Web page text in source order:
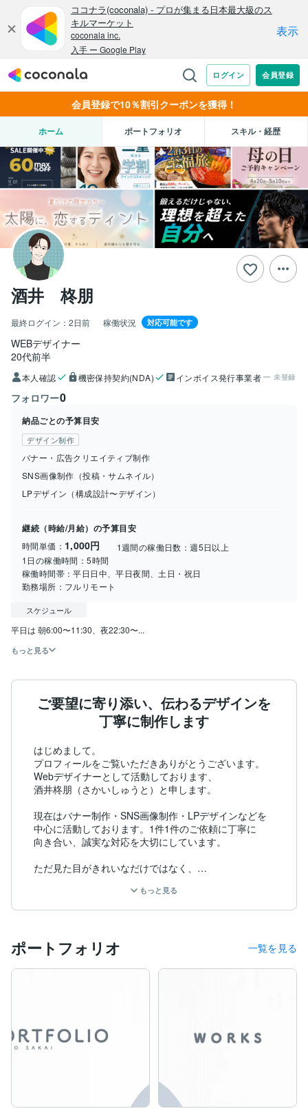
会員登録で10％割引クーポンを獲得！
ホーム ポートフォリオ スキル・経歴
酒井 柊朋
最終ログイン： 2日前 稼働状況 対応可能です
WEBデザイナー
20代前半
本人確認 機密保持契約(NDA) インボイス発行事業者 未登録
フォロワー0
納品ごとの予算目安
デザイン制作
バナー・広告クリエイティブ制作
SNS画像制作（投稿・サムネイル）
LPデザイン（構成設計〜デザイン）
継続（時給/月給）の予算目安
時間単価： 1,000円 1週間の稼働日数：週5日以上
1日の稼働時間：5時間
稼働時間帯：平日日中、平日夜間、土日・祝日
勤務場所： フルリモート
スケジュール
平日は 朝6:00〜11:30、夜22:30〜...
もっと見る
ご要望に寄り添い、伝わるデザインを
丁寧に制作します
はじめまして。
プロフィールをご覧いただきありがとうございます。
Webデザイナーとして活動しております、
酒井柊朋（さかいしゅうと）と申します。
現在はバナー制作・SNS画像制作・LPデザインなどを
中心に活動しております。1件1件のご依頼に丁寧に
向き合い、誠実な対応を大切にしています。
ただ見た目がきれいなだけではなく、
・クリックされやすいバナー
・内容が伝わりやすいLPデザイン
など、見る方の行動につながる制作を心がけています。
そのような場合もご安心ください。ヒアリングを
通して、目的・ターゲット・ご希望の雰囲気を
もっと見る
ポートフォリオ 一覧を見る